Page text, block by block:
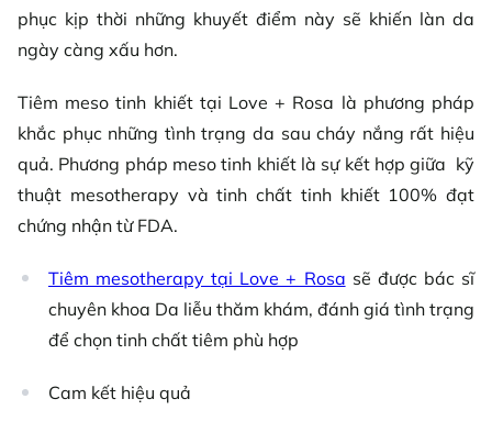
phục kịp thời những khuyết điểm này sẽ khiến làn da
ngày càng xấu hơn.
Tiêm meso tinh khiết tại Love + Rosa là phương pháp
khắc phục những tình trạng da sau cháy nắng rất hiệu
quả. Phương pháp meso tinh khiết là sự kết hợp giữa kỹ
thuật mesotherapy và tinh chất tinh khiết 100% đạt
chứng nhận từ FDA.
Tiêm mesotherapy tại Love + Rosa sẽ được bác sĩ
chuyên khoa Da liễu thăm khám, đánh giá tình trạng
để chọn tinh chất tiêm phù hợp
Cam kết hiệu quả